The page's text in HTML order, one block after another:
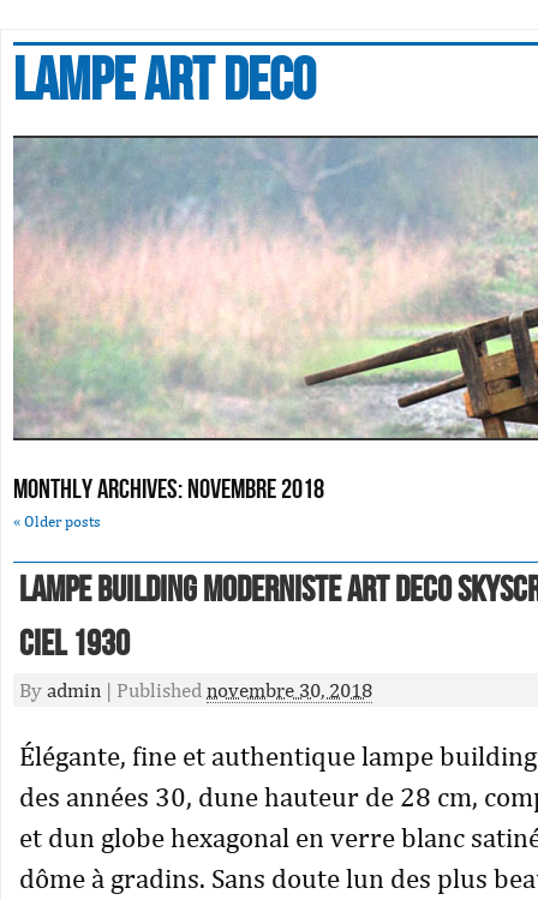
Lampe art deco
Monthly Archives:novembre 2018
« Older posts
Lampe Building Moderniste Art Deco
ciel 1930
By admin | Published novembre 30, 2018
Élégante, fine et authentique lampe
des années 30, dune hauteur de 28 cm,
et dun globe hexagonal en verre blanc
dôme à gradins. Sans doute lun des plus